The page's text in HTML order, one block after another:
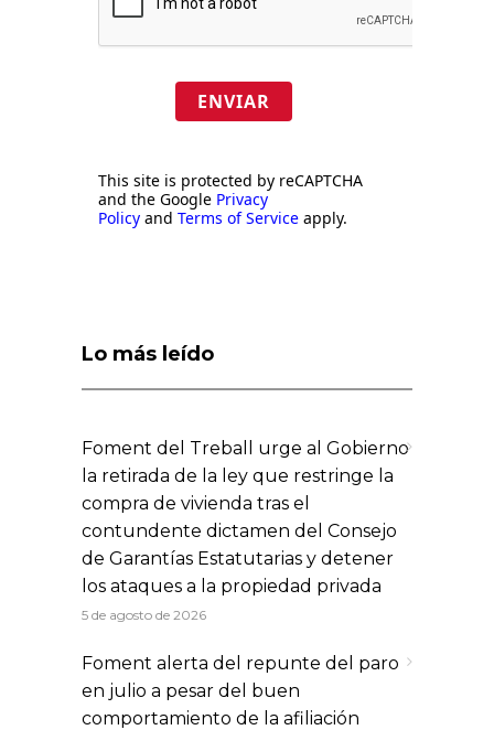
ENVIAR
This site is protected by reCAPTCHA
and the Google Privacy
Policy and Terms of Service apply.
Lo más leído
Foment del Treball urge al Gobierno
la retirada de la ley que restringe la
compra de vivienda tras el
contundente dictamen del Consejo
de Garantías Estatutarias y detener
los ataques a la propiedad privada
5 de agosto de 2026
Foment alerta del repunte del paro
en julio a pesar del buen
comportamiento de la afiliación